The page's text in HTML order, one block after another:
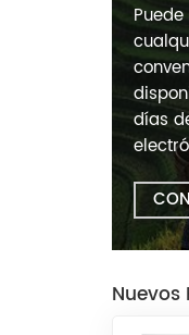
días